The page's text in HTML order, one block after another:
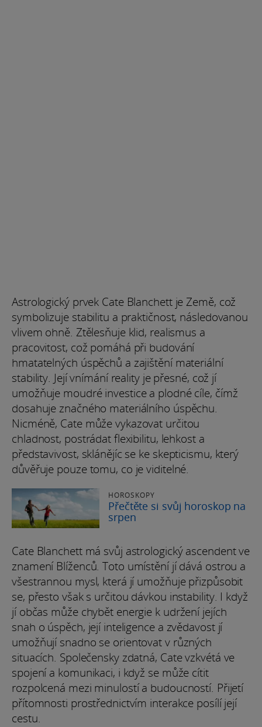
Astrologický prvek Cate Blanchett je Země, což
symbolizuje stabilitu a praktičnost, následovanou
vlivem ohně. Ztělesňuje klid, realismus a
pracovitost, což pomáhá při budování
hmatatelných úspěchů a zajištění materiální
stability. Její vnímání reality je přesné, což jí
umožňuje moudré investice a plodné cíle, čímž
dosahuje značného materiálního úspěchu.
Nicméně, Cate může vykazovat určitou
chladnost, postrádat flexibilitu, lehkost a
představivost, sklánějíc se ke skepticismu, který
důvěřuje pouze tomu, co je viditelné.
HOROSKOPY
Přečtěte si svůj horoskop na
srpen
Cate Blanchett má svůj astrologický ascendent ve
znamení Blíženců. Toto umístění jí dává ostrou a
všestrannou mysl, která jí umožňuje přizpůsobit
se, přesto však s určitou dávkou instability. I když
jí občas může chybět energie k udržení jejích
snah o úspěch, její inteligence a zvědavost jí
umožňují snadno se orientovat v různých
situacích. Společensky zdatná, Cate vzkvétá ve
spojení a komunikaci, i když se může cítit
rozpolcená mezi minulostí a budoucností. Přijetí
přítomnosti prostřednictvím interakce posílí její
cestu.